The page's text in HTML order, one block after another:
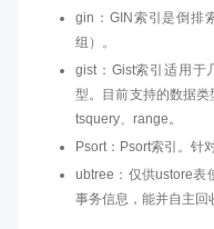
gin：GIN索引是倒排
组）。
gist：Gist索引适用于
型。目前支持的数据类
tsquery、range。
Psort：Psort索引。针
ubtree：仅供ustore表
事务信息，能并自主回